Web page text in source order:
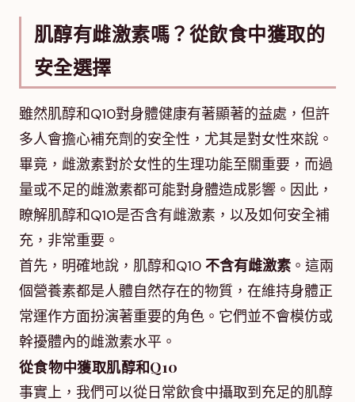
肌醇有雌激素嗎？從飲食中獲取的
安全選擇
雖然肌醇和Q10對身體健康有著顯著的益處，但許
多人會擔心補充劑的安全性，尤其是對女性來說。
畢竟，雌激素對於女性的生理功能至關重要，而過
量或不足的雌激素都可能對身體造成影響。因此，
瞭解肌醇和Q10是否含有雌激素，以及如何安全補
充，非常重要。
首先，明確地說，肌醇和Q10 不含有雌激素 。這兩
個營養素都是人體自然存在的物質，在維持身體正
常運作方面扮演著重要的角色。它們並不會模仿或
幹擾體內的雌激素水平。
從食物中獲取肌醇和Q10
事實上，我們可以從日常飲食中攝取到充足的肌醇